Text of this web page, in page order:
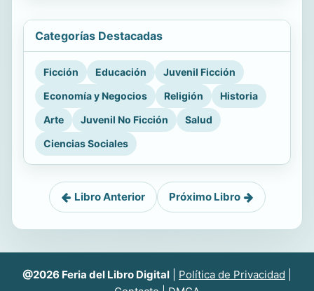
Categorías Destacadas
Ficción Educación
Juvenil Ficción
Economía y Negocios
Religión
Historia
Arte
Juvenil No Ficción
Salud
Ciencias Sociales
Libro Anterior Próximo Libro
@2026 Feria del Libro Digital Política de Privacidad